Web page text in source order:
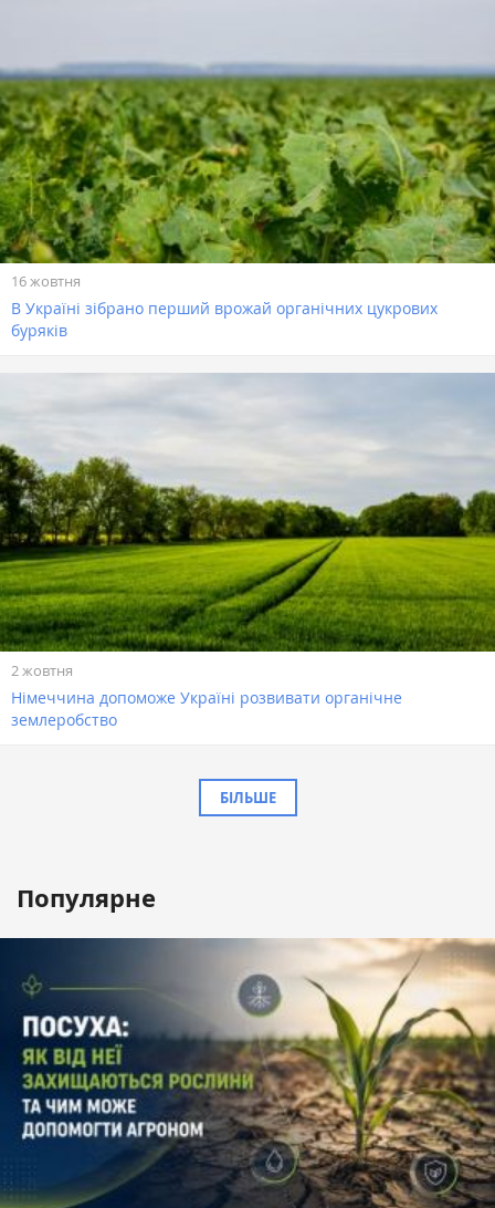
16 жовтня
В Україні зібрано перший врожай органічних цукрових
буряків
2 жовтня
Німеччина допоможе Україні розвивати органічне
землеробство
БІЛЬШЕ
Популярне